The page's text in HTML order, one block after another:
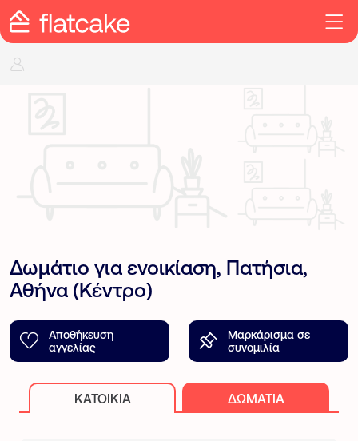
Δωμάτιο για ενοικίαση, Πατήσια,
Αθήνα (Κέντρο)
Αποθήκευση
αγγελίας
Μαρκάρισμα σε
συνομιλία
ΚΑΤΟΙΚΊΑ ΔΩΜΆΤΙΑ